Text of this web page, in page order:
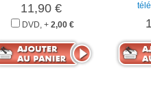
11,90 €
DVD, + 2,00 €